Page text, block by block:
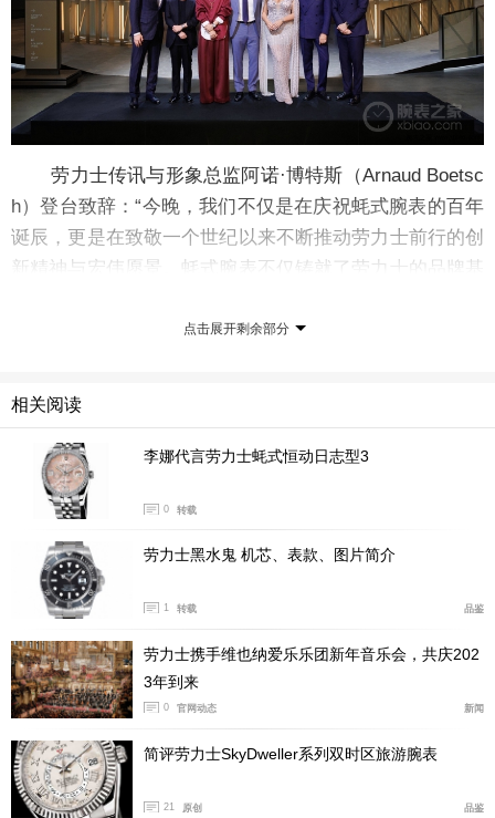
劳力士传讯与形象总监阿诺·博特斯（Arnaud Boetsc
h）登台致辞：“今晚，我们不仅是在庆祝蚝式腕表的百年
诞辰，更是在致敬一个世纪以来不断推动劳力士前行的创
新精神与宏伟愿景。蚝式腕表不仅铸就了劳力士的品牌基
力、开放包容、现代且自信的城市，在劳力士与中国逾百
典之际，我们非常荣幸在上海开启‘蚝式传奇’主题展览，
与公众共同回顾这一非凡历程，并满怀信心地展望未
来。”
点击展开剩余部分
相关阅读
李娜代言劳力士蚝式恒动日志型3
0 转载
劳力士黑水鬼 机芯、表款、图片简介
1 转载 品鉴
劳力士携手维也纳爱乐乐团新年音乐会，共庆202
3年到来
0 官网动态 新闻
简评劳力士SkyDweller系列双时区旅游腕表
21 原创 品鉴